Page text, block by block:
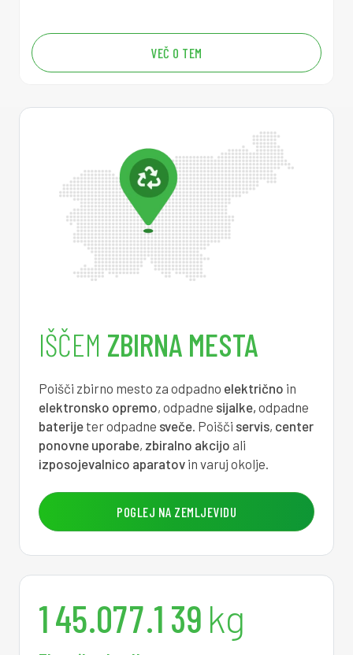
VEČ O TEM
IŠČEM ZBIRNA MESTA
Poišči zbirno mesto za odpadno električno in
elektronsko opremo, odpadne sijalke, odpadne
baterije ter odpadne sveče. Poišči servis, center
ponovne uporabe, zbiralno akcijo ali
izposojevalnico aparatov in varuj okolje.
POGLEJ NA ZEMLJEVIDU
0
1
3
4
6
7
8
9
0
1
2
3
4
9
2
5
8
4
7
0
3
6
9
2
5.
0
0
0
0
0
0
0
0
0
0
0
0
6
6
6
6
6
7
7
7
7
7
7
7
9
0
0
1
3
3
4
5
5
6
7
7.
5
2
8
4
0
1
7
2
8
4
0
5
1
6
6
9
2
5
2
5
8
2
5
8
1
3
1
6
5
3
2
9
8
6
5
3
2
0
9 kg